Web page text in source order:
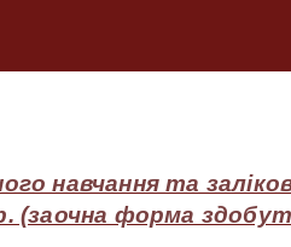
навчання та
(заочна форма